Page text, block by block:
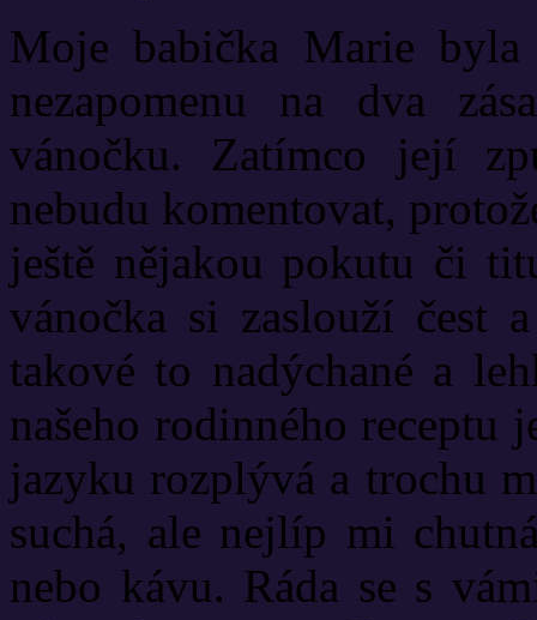
Moje babička Marie
nezapomenu na dva
vánočku. Zatímco její
nebudu komentovat,
ještě nějakou pokutu či
vánočka si zaslouží čest
takové to nadýchané a
našeho rodinného receptu
jazyku rozplývá a trochu
suchá, ale nejlíp mi
nebo kávu. Ráda se s